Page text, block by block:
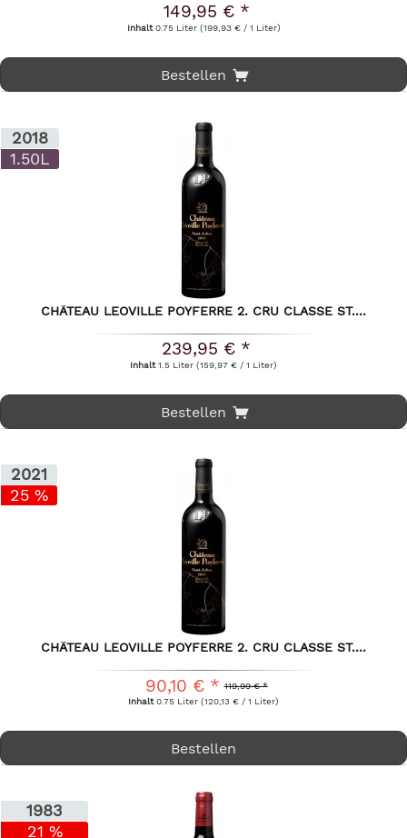
149,95 € *
Inhalt0.75 Liter (199,93 € / 1 Liter)
Bestellen
2018
1.50L
CHÂTEAU LEOVILLE POYFERRE 2. CRU CLASSE ST....
239,95 € *
Inhalt1.5 Liter(159,97 € / 1 Liter)
Bestellen
2021
25 %
CHÂTEAU LEOVILLE POYFERRE 2. CRU CLASSE ST....
119,99 € *
90,10 € *
Inhalt0.75 Liter(120,13 € / 1 Liter)
Bestellen
1983
21 %